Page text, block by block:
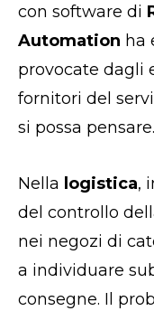
con software di
Automation ha
provocate dagli
fornitori del
si possa pensare.
Nella logistica,
del controllo
nei negozi di
a individuare
consegne. Il